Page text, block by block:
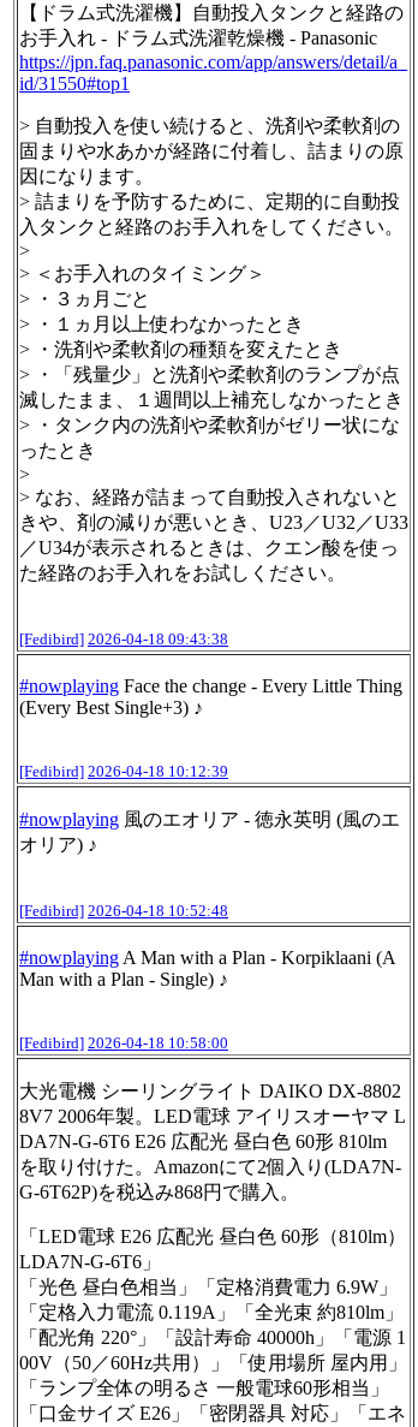
【ドラム式洗濯機】自動投入タンクと経路の
お手入れ - ドラム式洗濯乾燥機 - Panasonic
https://jpn.faq.panasonic.com/app/answers/detail/a_
id/31550#top1
> 自動投入を使い続けると、洗剤や柔軟剤の
固まりや水あかが経路に付着し、詰まりの原
因になります。
> 詰まりを予防するために、定期的に自動投
入タンクと経路のお手入れをしてください。
>
> ＜お手入れのタイミング＞
> ・３ヵ月ごと
> ・１ヵ月以上使わなかったとき
> ・洗剤や柔軟剤の種類を変えたとき
> ・「残量少」と洗剤や柔軟剤のランプが点
滅したまま、１週間以上補充しなかったとき
> ・タンク内の洗剤や柔軟剤がゼリー状にな
ったとき
>
> なお、経路が詰まって自動投入されないと
きや、剤の減りが悪いとき、U23／U32／U33
／U34が表示されるときは、クエン酸を使っ
た経路のお手入れをお試しください。
[Fedibird] 2026-04-18 09:43:38
#nowplaying Face the change - Every Little Thing
(Every Best Single+3) ♪
[Fedibird] 2026-04-18 10:12:39
#nowplaying 風のエオリア - 徳永英明 (風のエ
オリア) ♪
[Fedibird] 2026-04-18 10:52:48
#nowplayingA Man with a Plan - Korpiklaani (A
Man with a Plan - Single) ♪
[Fedibird] 2026-04-18 10:58:00
大光電機 シーリングライト DAIKO DX-8802
8V7 2006年製。LED電球 アイリスオーヤマ L
DA7N-G-6T6 E26 広配光 昼白色 60形 810lm
を取り付けた。Amazonにて2個入り(LDA7N-
G-6T62P)を税込み868円で購入。
「LED電球 E26 広配光 昼白色 60形（810lm）
LDA7N-G-6T6」
「光色 昼白色相当」「定格消費電力 6.9W」
「定格入力電流 0.119A」「全光束 約810lm」
「配光角 220°」「設計寿命 40000h」「電源 1
00V（50／60Hz共用）」「使用場所 屋内用」
「ランプ全体の明るさ 一般電球60形相当」
「口金サイズ E26」「密閉器具 対応」「エネ